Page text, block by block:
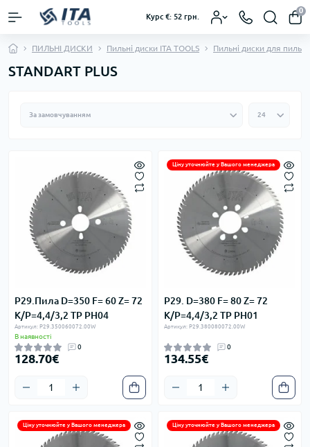
Курс €: 52 грн.
0
ПИЛЬНІ ДИСКИ Пильні диски ІТА TOOLS Пильні диски для
STANDART PLUS
P29.Пила D=350 F= 60 Z= 72
K/P=4,4/3,2 TP PH04
Артикул: P29.350060072.00W
В наявності
0
128.70€
Ціну уточнюйте у Вашого менеджера
P29. D=380 F= 80 Z= 72
K/P=4,4/3,2 TP PH01
Артикул: P29.380080072.00W
0
134.55€
Ціну уточнюйте у Вашого менеджера Ціну уточнюйте у Вашого менеджера